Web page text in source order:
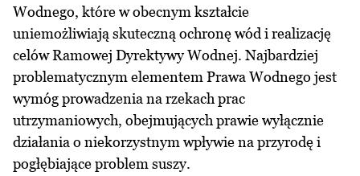
Wodnego, które w obecnym kształcie
uniemożliwiają skuteczną ochronę wód i realizację
celów Ramowej Dyrektywy Wodnej. Najbardziej
problematycznym elementem Prawa Wodnego jest
wymóg prowadzenia na rzekach prac
utrzymaniowych, obejmujących prawie wyłącznie
działania o niekorzystnym wpływie na przyrodę i
pogłębiające problem suszy.